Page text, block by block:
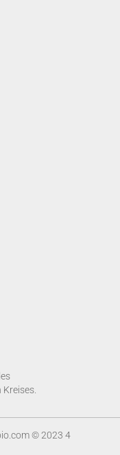
© 2023 4